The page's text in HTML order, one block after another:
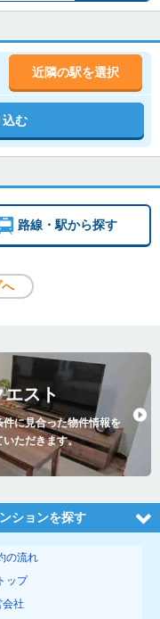
近隣の駅を選択
込む
路線・駅から探す
スト
に見合った物件情報を
いただきます。
ションを探す
の流れ
ップ
会社